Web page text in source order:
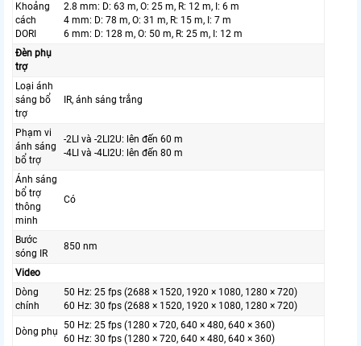
Khoảng
cách
DORI
2.8 mm: D: 63 m, O: 25 m, R: 12 m, I: 6 m
4 mm: D: 78 m, O: 31 m, R: 15 m, I: 7 m
6 mm: D: 128 m, O: 50 m, R: 25 m, I: 12 m
Đèn phụ
trợ
Loại ánh
sáng bổ
trợ
IR, ánh sáng trắng
Phạm vi
ánh sáng
bổ trợ
-2LI và -2LI2U: lên đến 60 m
-4LI và -4LI2U: lên đến 80 m
Ánh sáng
bổ trợ
thông
minh
Có
Bước
sóng IR
850 nm
Video
Dòng
chính
50 Hz: 25 fps (2688 × 1520, 1920 × 1080, 1280 × 720)
60 Hz: 30 fps (2688 × 1520, 1920 × 1080, 1280 × 720)
Dòng phụ
50 Hz: 25 fps (1280 × 720, 640 × 480, 640 × 360)
60 Hz: 30 fps (1280 × 720, 640 × 480, 640 × 360)